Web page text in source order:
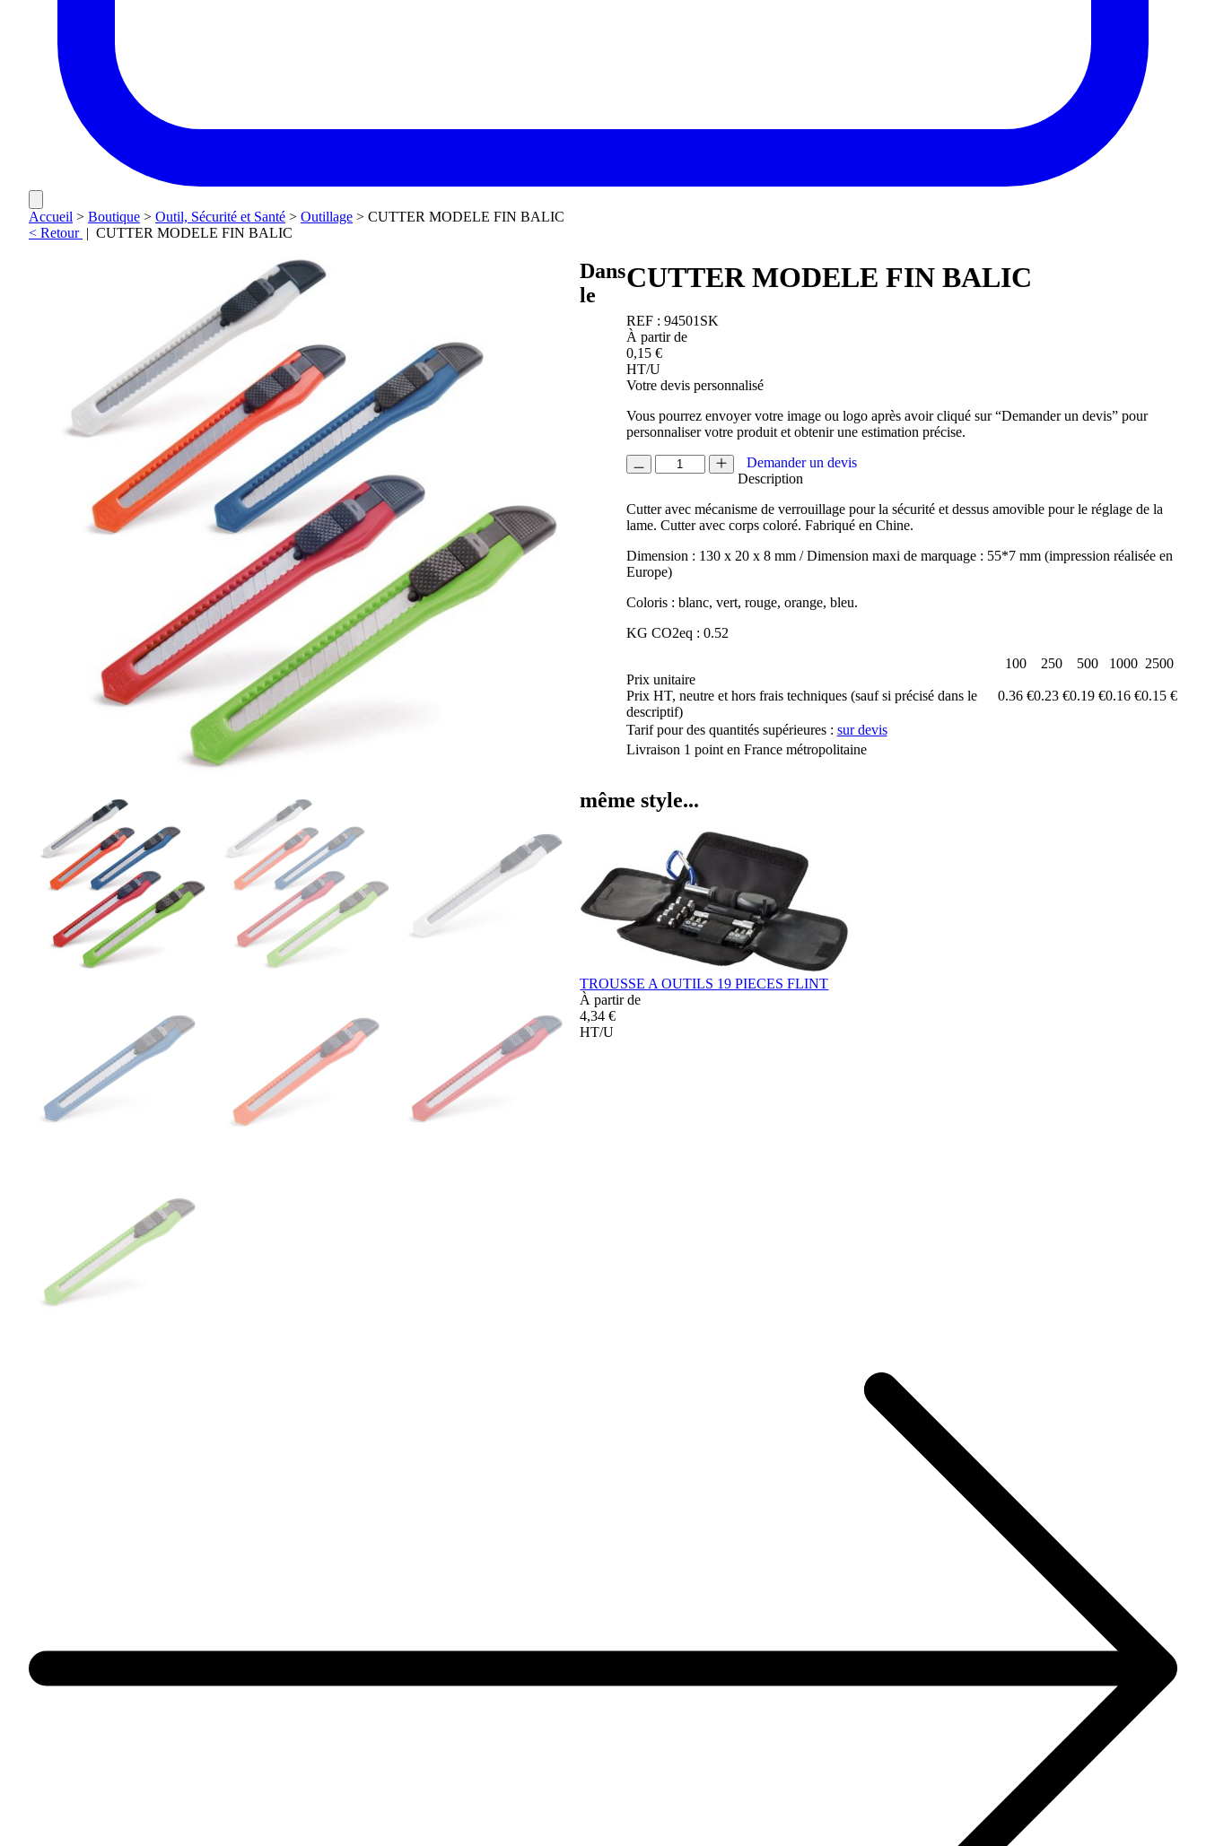
Accueil > Boutique > Outil, Sécurité et Santé > Outillage > CUTTER MODELE FIN BALIC
< Retour | CUTTER MODELE FIN BALIC
CUTTER MODELE FIN BALIC
REF : 94501SK
À partir de
0,15 €
HT/U
Votre devis personnalisé
Vous pourrez envoyer votre image ou logo après avoir cliqué sur “Demander un devis” pour
personnaliser votre produit et obtenir une estimation précise.
quantité
de
MODELE
FIN
Demander un devis
Description
Cutter avec mécanisme de verrouillage pour la sécurité et dessus amovible pour le réglage de la
lame. Cutter avec corps coloré. Fabriqué en Chine.
Dimension : 130 x 20 x 8 mm / Dimension maxi de marquage : 55*7 mm (impression réalisée en
Europe)
Coloris : blanc, vert, rouge, orange, bleu.
KG CO2eq : 0.52
100
250 500 1000 2500
Prix unitaire
Prix HT, neutre et hors frais techniques (sauf si précisé dans le
descriptif)
0.36 €0.23 €0.19 €0.16 €0.15 €
Tarif pour des quantités supérieures : sur devis
Livraison 1 point en France métropolitaine
Dans
le
même style...
TROUSSE A OUTILS 19 PIECES FLINT
À partir de
4,34 €
HT/U